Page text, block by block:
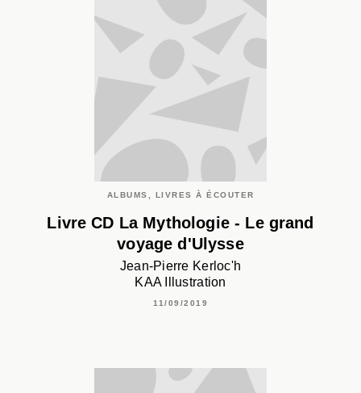
ALBUMS, LIVRES À ÉCOUTER
Livre CD La Mythologie - Le grand
voyage d'Ulysse
Jean-Pierre Kerloc'h
KAA Illustration
11/09/2019